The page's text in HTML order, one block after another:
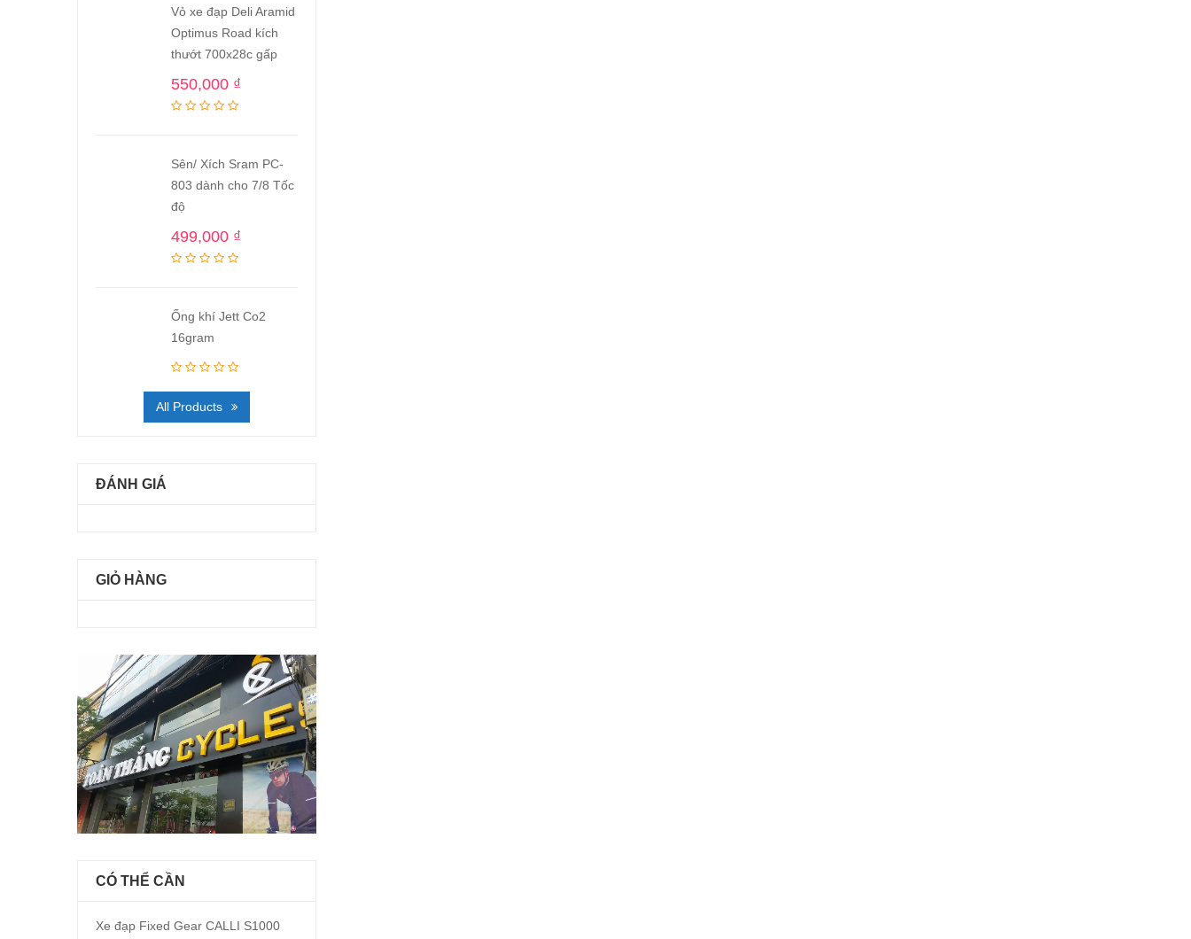
Vỏ xe đạp Deli Aramid
Optimus Road kích
thướt 700x28c gấp
550,000 ₫
Sên/ Xích Sram PC-
803 dành cho 7/8 Tốc
độ
499,000 ₫
Ống khí Jett Co2
16gram
All Products
ĐÁNH GIÁ
GIỎ HÀNG
CÓ THỂ CẦN
Xe đạp Fixed Gear CALLI S1000